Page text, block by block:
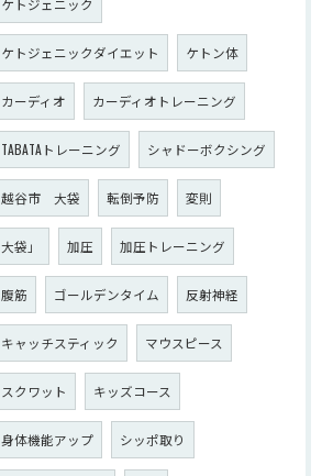
ケトジェニック
ケトジェニックダイエット ケトン体
カーディオ カーディオトレーニング
TABATAトレーニング シャドーボクシング
越谷市 大袋 転倒予防 変則
大袋」 加圧 加圧トレーニング
腹筋 ゴールデンタイム 反射神経
キャッチスティック マウスピース
スクワット キッズコース
身体機能アップ シッポ取り